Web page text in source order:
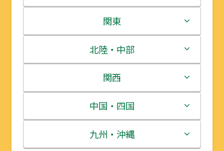
北海道
青森県
岩手県
宮城県
秋田県
関東
茨城県
栃木県
群馬県
埼玉県
北陸・中部
新潟県
富山県
石川県
関西
三重県
滋賀県
中国・四国
鳥取県
九州・沖縄